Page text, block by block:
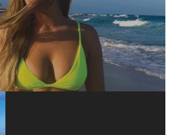
seguidores, a mulher do
Nunes se tornou
digital após explodir com
Tudo o que ela
rede social vira objeto de
desejo dos fãs